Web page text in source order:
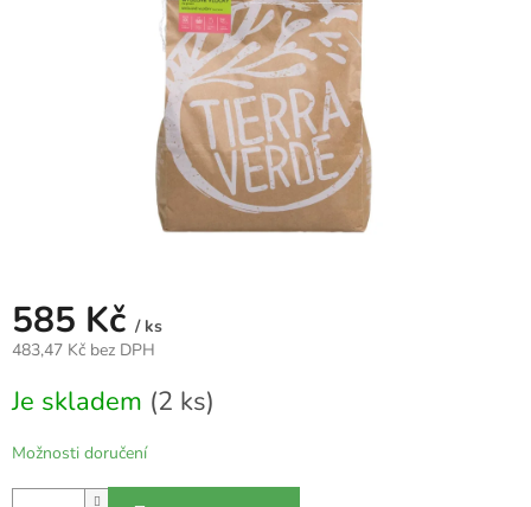
585 Kč / ks
483,47 Kč bez DPH
cena:
Je skladem (2 ks)
Možnosti doručení